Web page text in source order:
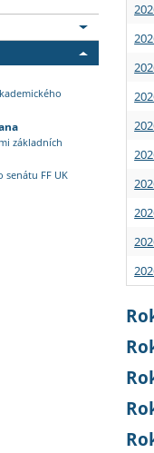
základních
senátu FF UK